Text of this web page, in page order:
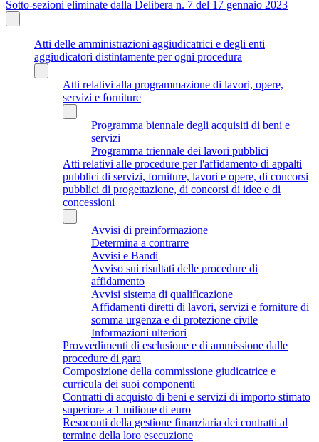
Sotto-sezioni eliminate dalla Delibera n. 7 del 17 gennaio 2023
Atti delle amministrazioni aggiudicatrici e degli enti
aggiudicatori distintamente per ogni procedura
Atti relativi alla programmazione di lavori, opere,
servizi e forniture
Programma biennale degli acquisiti di beni e
servizi
Programma triennale dei lavori pubblici
Atti relativi alle procedure per l'affidamento di appalti
pubblici di servizi, forniture, lavori e opere, di concorsi
pubblici di progettazione, di concorsi di idee e di
concessioni
Avvisi di preinformazione
Determina a contrarre
Avvisi e Bandi
Avviso sui risultati delle procedure di
affidamento
Avvisi sistema di qualificazione
Affidamenti diretti di lavori, servizi e forniture di
somma urgenza e di protezione civile
Informazioni ulteriori
Provvedimenti di esclusione e di ammissione dalle
procedure di gara
Composizione della commissione giudicatrice e
curricula dei suoi componenti
Contratti di acquisto di beni e servizi di importo stimato
superiore a 1 milione di euro
Resoconti della gestione finanziaria dei contratti al
termine della loro esecuzione